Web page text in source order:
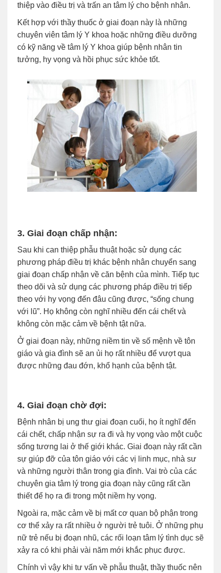
thiệp vào điều trị và trấn an tâm lý cho bệnh nhân.
Kết hợp với thầy thuốc ở giai đoạn này là những
chuyên viên tâm lý Y khoa hoặc những điều dưỡng
có kỹ năng về tâm lý Y khoa giúp bệnh nhân tin
tưởng, hy vọng và hồi phục sức khỏe tốt.
3. Giai đoạn chấp nhận:
Sau khi can thiệp phẫu thuật hoặc sử dụng các
phương pháp điều trị khác bệnh nhân chuyển sang
giai đoạn chấp nhận về căn bệnh của mình. Tiếp tục
theo dõi và sử dụng các phương pháp điều trị tiếp
theo với hy vọng đến đâu cũng được, “sống chung
với lũ”. Họ không còn nghĩ nhiều đến cái chết và
không còn mặc cảm về bệnh tật nữa.
Ở giai đoạn này, những niềm tin về số mệnh về tôn
giáo và gia đình sẽ an ủi họ rất nhiều để vượt qua
được những đau đớn, khổ hạnh của bệnh tật.
4. Giai đoạn chờ đợi:
Bệnh nhân bị ung thư giai đoạn cuối, họ ít nghĩ đến
cái chết, chấp nhận sự ra đi và hy vọng vào một cuộc
sống tương lai ở thế giới khác. Giai đoạn này rất cần
sự giúp đỡ của tôn giáo với các vị linh mục, nhà sư
và những người thân trong gia đình. Vai trò của các
chuyên gia tâm lý trong gia đoạn này cũng rất cần
thiết để họ ra đi trong một niềm hy vọng.
Ngoài ra, mặc cảm về bị mất cơ quan bộ phận trong
cơ thể xảy ra rất nhiều ở người trẻ tuôi. Ở những phụ
nữ trẻ nếu bị đoạn nhũ, các rối loạn tâm lý tình dục sẽ
xảy ra có khi phải vài năm mới khắc phục được.
Chính vì vậy khi tư vấn về phẫu thuật, thầy thuốc nên